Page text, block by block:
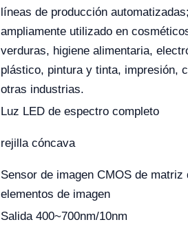
líneas de producción
ampliamente utilizado en
verduras, higiene alimentaria,
plástico, pintura y tinta, impresión,
otras industrias.
Luz LED de espectro completo
rejilla cóncava
Sensor de imagen CMOS de matriz
elementos de imagen
Salida 400~700nm/10nm